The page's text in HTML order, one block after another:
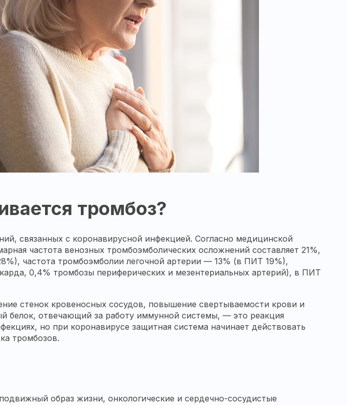
тромбоз?
связанных с коронавирусной инфекцией. Согласно медицинской
частота венозных тромбоэмболических осложнений составляет 21%,
частота тромбоэмболии легочной артерии — 13% (в ПИТ 19%),
0,4% тромбозы периферических и мезентериальных артерий), в ПИТ
стенок кровеносных сосудов, повышение свертываемости крови и
белок, отвечающий за работу иммунной системы, — это реакция
но при коронавирусе защитная система начинает действовать
тромбозов.
образ жизни, онкологические и сердечно-сосудистые